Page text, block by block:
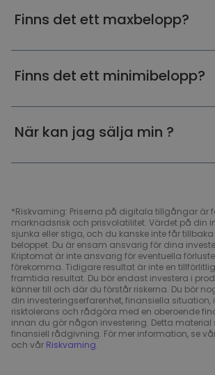
Finns det ett maxbelopp?
Finns det ett minimibelopp?
När kan jag sälja min ?
*Riskvarning: Priserna på digitala tillgångar är
marknadsrisk och prisvolatilitet. Värdet på din
sjunka eller stiga, och du kanske inte får
beloppet. Du är ensam ansvarig för dina
Kriptomat är inte ansvarig för eventuella
förekomma. Tidigare resultat är inte en
framtida resultat. Du bör endast investera i
känner till och där du förstår riskerna. Du bör
din investeringserfarenhet, finansiella
risktolerans och rådgöra med en oberoende
innan du gör någon investering. Detta material
finansiell rådgivning. För mer information, se
och vår Riskvarning.